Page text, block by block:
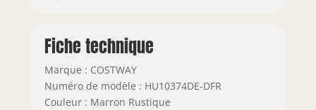
Fiche technique
Marque : COSTWAY
Numéro de modèle : HU10374DE-DFR
Couleur : Marron Rustique